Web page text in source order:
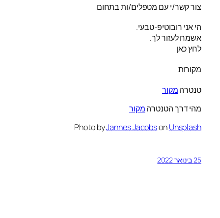
צור קשר/י עם מטפלים/ות בתחום
הי אני רובוטיפ-טבעי.
אשמח לעזור לך.
לחץ כאן
מקורות
טנטרהמקור
מהי דרך הטנטרהמקור
Photo byJannes JacobsonUnsplash
25 בינואר 2022